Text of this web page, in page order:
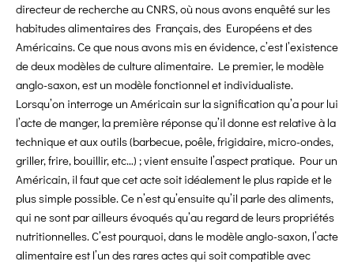
directeur de recherche au CNRS, où nous avons enquêté sur les
habitudes alimentaires des Français, des Européens et des
Américains. Ce que nous avons mis en évidence, c’est l’existence
de deux modèles de culture alimentaire. Le premier, le modèle
anglo-saxon, est un modèle fonctionnel et individualiste.
Lorsqu’on interroge un Américain sur la signification qu’a pour lui
l’acte de manger, la première réponse qu’il donne est relative à la
technique et aux outils (barbecue, poêle, frigidaire, micro-ondes,
griller, frire, bouillir, etc…) ; vient ensuite l’aspect pratique. Pour un
Américain, il faut que cet acte soit idéalement le plus rapide et le
plus simple possible. Ce n’est qu’ensuite qu’il parle des aliments,
qui ne sont par ailleurs évoqués qu’au regard de leurs propriétés
nutritionnelles. C’est pourquoi, dans le modèle anglo-saxon, l’acte
alimentaire est l’un des rares actes qui soit compatible avec